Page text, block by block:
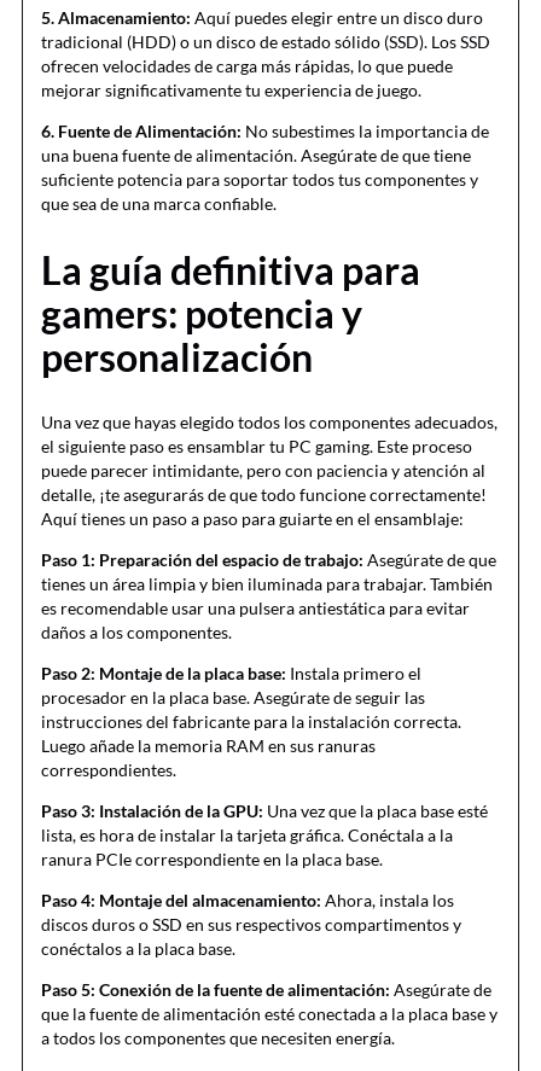
5. Almacenamiento: Aquí puedes elegir entre un disco duro
tradicional (HDD) o un disco de estado sólido (SSD). Los SSD
ofrecen velocidades de carga más rápidas, lo que puede
mejorar significativamente tu experiencia de juego.
6. Fuente de Alimentación: No subestimes la importancia de
una buena fuente de alimentación. Asegúrate de que tiene
suficiente potencia para soportar todos tus componentes y
que sea de una marca confiable.
La guía definitiva para
gamers: potencia y
personalización
Una vez que hayas elegido todos los componentes adecuados,
el siguiente paso es ensamblar tu PC gaming. Este proceso
puede parecer intimidante, pero con paciencia y atención al
detalle, ¡te asegurarás de que todo funcione correctamente!
Aquí tienes un paso a paso para guiarte en el ensamblaje:
Paso 1: Preparación del espacio de trabajo: Asegúrate de que
tienes un área limpia y bien iluminada para trabajar. También
es recomendable usar una pulsera antiestática para evitar
daños a los componentes.
Paso 2: Montaje de la placa base: Instala primero el
procesador en la placa base. Asegúrate de seguir las
instrucciones del fabricante para la instalación correcta.
Luego añade la memoria RAM en sus ranuras
correspondientes.
Paso 3: Instalación de la GPU: Una vez que la placa base esté
lista, es hora de instalar la tarjeta gráfica. Conéctala a la
ranura PCIe correspondiente en la placa base.
Paso 4: Montaje del almacenamiento: Ahora, instala los
discos duros o SSD en sus respectivos compartimentos y
conéctalos a la placa base.
Paso 5: Conexión de la fuente de alimentación: Asegúrate de
que la fuente de alimentación esté conectada a la placa base y
a todos los componentes que necesiten energía.